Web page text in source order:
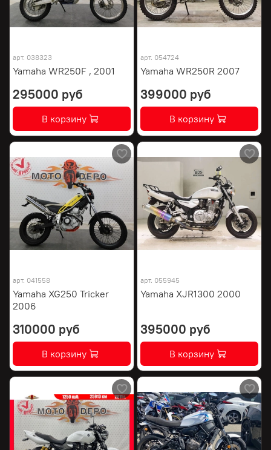
арт. 038323
Yamaha WR250F , 2001
295000 руб
В корзину
арт. 054724
Yamaha WR250R 2007
399000 руб
В корзину
арт. 041558
Yamaha XG250 Tricker
2006
310000 руб
В корзину
арт. 055945
Yamaha XJR1300 2000
395000 руб
В корзину